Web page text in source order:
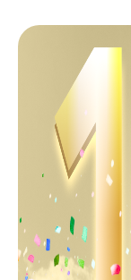
Правовая
Политика
Пользовательское
Хирургический
Подготовка к
Акции